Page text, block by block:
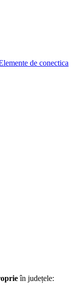
de conectica
în județele: